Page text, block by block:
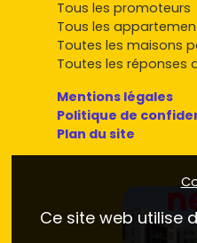
Tous les promoteurs
Tous les
Toutes les maisons
Toutes les réponses
Mentions légales
Politique de
Plan du site
Ce site web utilise